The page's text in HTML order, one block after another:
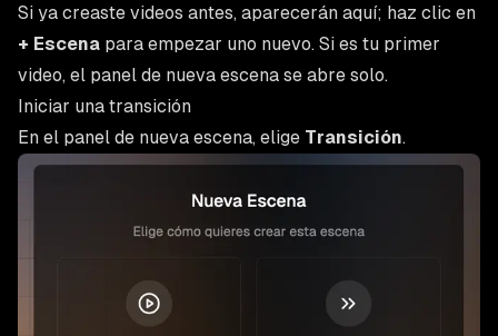
Si ya creaste videos antes, aparecerán aquí; haz clic en
+ Escena para empezar uno nuevo. Si es tu primer
video, el panel de nueva escena se abre solo.
Iniciar una transición
En el panel de nueva escena, elige Transición.